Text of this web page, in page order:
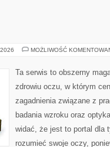
MOŻLIWOŚĆ
Ta serwis to obszerny
zdrowiu oczu, w którym
zagadnienia związane z
badania wzroku oraz
widać, że jest to portal dla
rozumieć swoje oczy,